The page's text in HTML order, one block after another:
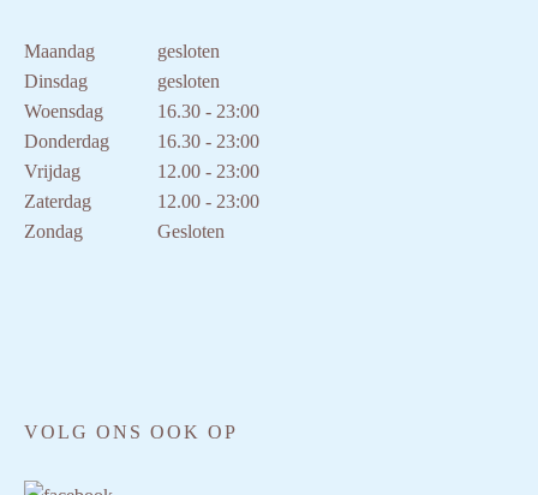
Maandag
gesloten
Dinsdag
gesloten
Woensdag
16.30 - 23:00
Donderdag
16.30 - 23:00
Vrijdag
12.00 - 23:00
Zaterdag
12.00 - 23:00
Zondag
Gesloten
VOLG ONS OOK OP